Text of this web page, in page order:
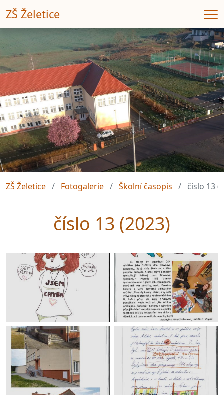
ZŠ Želetice
ZŠ Želetice Fotogalerie Školní časopis číslo 13
číslo 13 (2023)